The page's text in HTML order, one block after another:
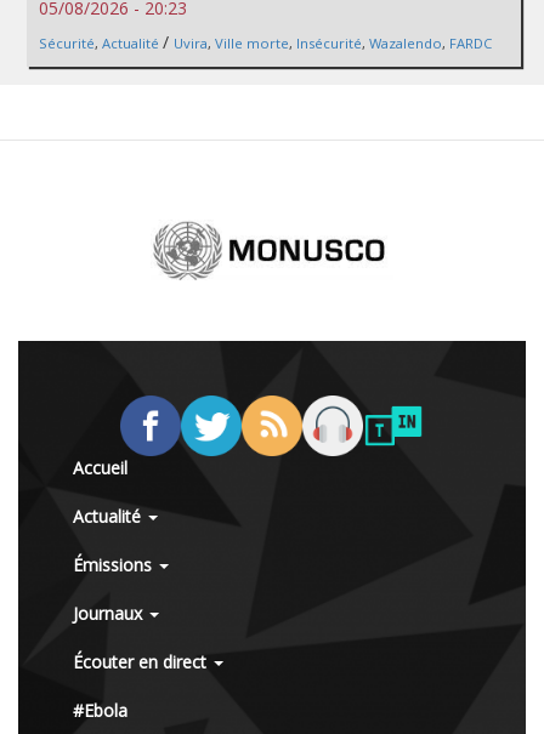
05/08/2026 - 20:23
Sécurité, Actualité / Uvira, Ville morte, Insécurité, Wazalendo, FARDC
Accueil
Actualité
Émissions
Journaux
Écouter en direct
#Ebola